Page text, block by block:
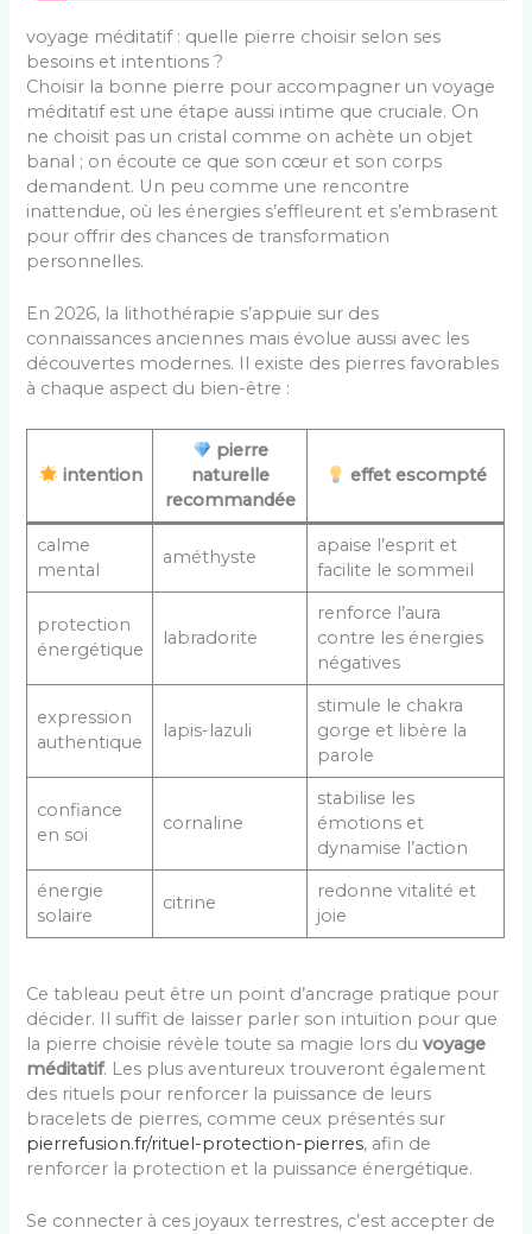
voyage méditatif : quelle pierre choisir selon ses
besoins et intentions ?
Choisir la bonne pierre pour accompagner un voyage
méditatif est une étape aussi intime que cruciale. On
ne choisit pas un cristal comme on achète un objet
banal ; on écoute ce que son cœur et son corps
demandent. Un peu comme une rencontre
inattendue, où les énergies s’effleurent et s’embrasent
pour offrir des chances de transformation
personnelles.
En 2026, la lithothérapie s’appuie sur des
connaissances anciennes mais évolue aussi avec les
découvertes modernes. Il existe des pierres favorables
à chaque aspect du bien-être :
intention
pierre
naturelle
recommandée
effet escompté
calme
mental
améthyste
apaise l’esprit et
facilite le sommeil
protection
énergétique
labradorite
renforce l’aura
contre les énergies
négatives
expression
authentique
lapis-lazuli
stimule le chakra
gorge et libère la
parole
confiance
en soi
cornaline
stabilise les
émotions et
dynamise l’action
énergie
solaire
citrine
redonne vitalité et
joie
Ce tableau peut être un point d’ancrage pratique pour
décider. Il suffit de laisser parler son intuition pour que
la pierre choisie révèle toute sa magie lors duvoyage
méditatif. Les plus aventureux trouveront également
des rituels pour renforcer la puissance de leurs
bracelets de pierres, comme ceux présentés sur
pierrefusion.fr/rituel-protection-pierres, afin de
renforcer la protection et la puissance énergétique.
Se connecter à ces joyaux terrestres, c’est accepter de